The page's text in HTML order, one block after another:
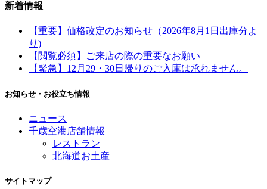
新着情報
【重要】価格改定のお知らせ（2026年8月1日出庫分よ
り)
【閲覧必須】ご来店の際の重要なお願い
【緊急】12月29・30日帰りのご入庫は承れません。
お知らせ・お役立ち情報
ニュース
千歳空港店舗情報
レストラン
北海道お土産
サイトマップ